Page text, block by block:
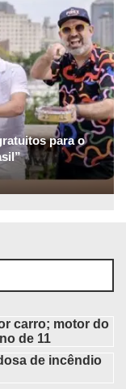
para o
carro; motor do
de 11
de incêndio